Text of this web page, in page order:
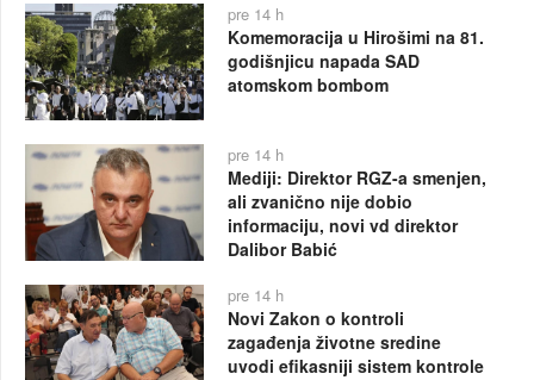
pre 14 h
Komemoracija u Hirošimi na 81.
godišnjicu napada SAD
atomskom bombom
pre 14 h
Mediji: Direktor RGZ-a smenjen,
ali zvanično nije dobio
informaciju, novi vd direktor
Dalibor Babić
pre 14 h
Novi Zakon o kontroli
zagađenja životne sredine
uvodi efikasniji sistem kontrole